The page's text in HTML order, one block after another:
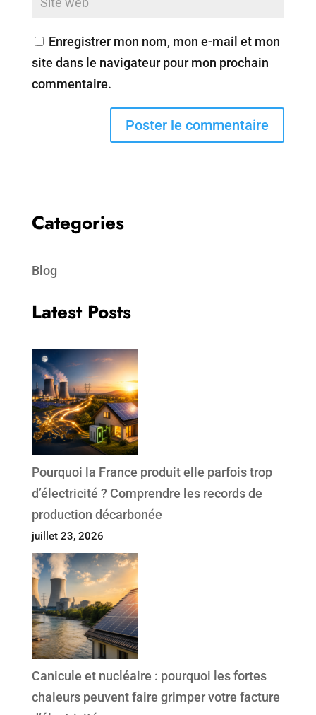
Enregistrer mon nom, mon e-mail et mon
site dans le navigateur pour mon prochain
commentaire.
Categories
Blog
Latest Posts
Pourquoi la France produit elle parfois trop
d’électricité ? Comprendre les records de
production décarbonée
juillet 23, 2026
Canicule et nucléaire : pourquoi les fortes
chaleurs peuvent faire grimper votre facture